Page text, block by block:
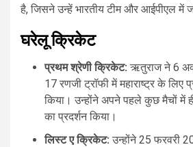
है, जिसने उन्हें भारतीय टीम और आईपीएल में
घरेलू क्रिकेट
प्रथम श्रेणी क्रिकेट: ऋतुराज ने 6
17 रणजी ट्रॉफी में महाराष्ट्र के लिए
किया। उन्होंने अपने पहले कुछ मैचों में
का प्रदर्शन किया।
लिस्ट ए क्रिकेट: उन्होंने 25 फरवरी